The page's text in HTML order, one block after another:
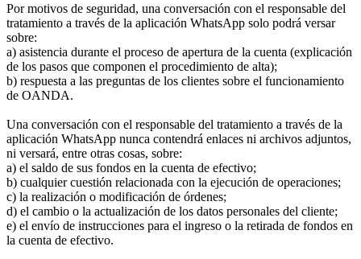
Por motivos de seguridad, una conversación con el responsable del
tratamiento a través de la aplicación WhatsApp solo podrá versar
sobre:
a) asistencia durante el proceso de apertura de la cuenta (explicación
de los pasos que componen el procedimiento de alta);
b) respuesta a las preguntas de los clientes sobre el funcionamiento
de OANDA.
Una conversación con el responsable del tratamiento a través de la
aplicación WhatsApp nunca contendrá enlaces ni archivos adjuntos,
ni versará, entre otras cosas, sobre:
a) el saldo de sus fondos en la cuenta de efectivo;
b) cualquier cuestión relacionada con la ejecución de operaciones;
c) la realización o modificación de órdenes;
d) el cambio o la actualización de los datos personales del cliente;
e) el envío de instrucciones para el ingreso o la retirada de fondos en
la cuenta de efectivo.